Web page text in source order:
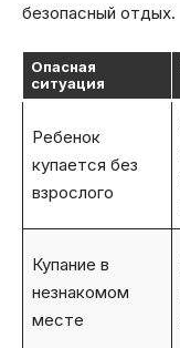
безопасный отдых.
Опасная
ситуация
Ребенок
купается без
взрослого
Купание в
незнакомом
месте